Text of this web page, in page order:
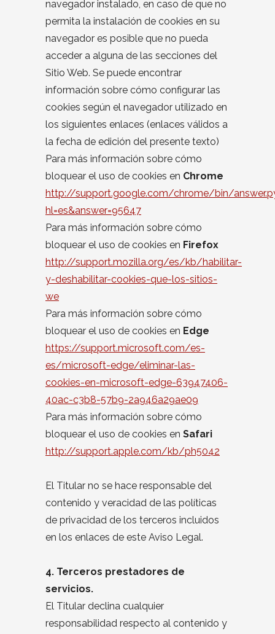
navegador instalado, en caso de que no
permita la instalación de cookies en su
navegador es posible que no pueda
acceder a alguna de las secciones del
Sitio Web. Se puede encontrar
información sobre cómo configurar las
cookies según el navegador utilizado en
los siguientes enlaces (enlaces válidos a
la fecha de edición del presente texto)
Para más información sobre cómo
bloquear el uso de cookies en Chrome
http://support.google.com/chrome/bin/
hl=es&answer=95647
Para más información sobre cómo
bloquear el uso de cookies en Firefox
http://support.mozilla.org/es/kb/habilitar-
y-deshabilitar-cookies-que-los-sitios-
we
Para más información sobre cómo
bloquear el uso de cookies en Edge
https://support.microsoft.com/es-
es/microsoft-edge/eliminar-las-
cookies-en-microsoft-edge-63947406-
40ac-c3b8-57b9-2a946a29ae09
Para más información sobre cómo
bloquear el uso de cookies en Safari
http://support.apple.com/kb/ph5042
El Titular no se hace responsable del
contenido y veracidad de las políticas
de privacidad de los terceros incluidos
en los enlaces de este Aviso Legal.
4. Terceros prestadores de
servicios.
El Titular declina cualquier
responsabilidad respecto al contenido y